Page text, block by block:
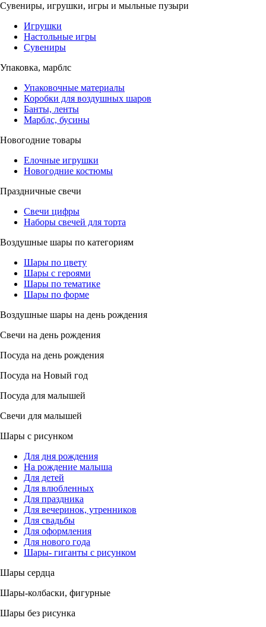
Сувениры, игрушки, игры и мыльные пузыри
Игрушки
Настольные игры
Сувениры
Упаковка, марблс
Упаковочные материалы
Коробки для воздушных шаров
Банты, ленты
Марблс, бусины
Новогодние товары
Елочные игрушки
Новогодние костюмы
Праздничные свечи
Свечи цифры
Наборы свечей для торта
Воздушные шары по категориям
Шары по цвету
Шары с героями
Шары по тематике
Шары по форме
Воздушные шары на день рождения
Свечи на день рождения
Посуда на день рождения
Посуда на Новый год
Посуда для малышей
Свечи для малышей
Шары с рисунком
Для дня рождения
На рождение малыша
Для детей
Для влюбленных
Для праздника
Для вечеринок, утренников
Для свадьбы
Для оформления
Для нового года
Шары- гиганты с рисунком
Шары сердца
Шары-колбаски, фигурные
Шары без рисунка